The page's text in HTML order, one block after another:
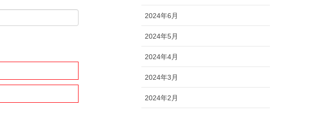
2024年6月
2024年5月
2024年4月
2024年3月
2024年2月